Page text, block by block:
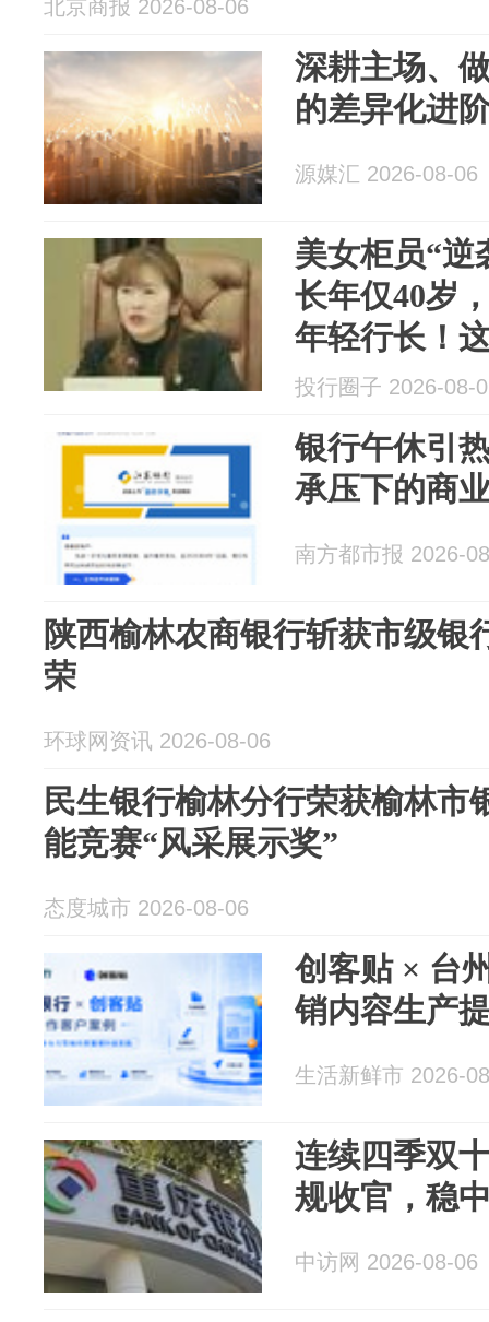
北京商报 2026-08-06
深耕主场、
的差异化进
源媒汇 2026-08-06
美女柜员“逆
长年仅40岁
年轻行长！
热议
投行圈子 2026-08-
银行午休引
承压下的商
南方都市报 2026-
陕西榆林农商银行斩获市级银
荣
环球网资讯 2026-08-06
民生银行榆林分行荣获榆林市
能竞赛“风采展示奖”
态度城市 2026-08-06
创客贴 × 台
销内容生产
生活新鲜市 2026-
连续四季双
规收官，稳
中访网 2026-08-06